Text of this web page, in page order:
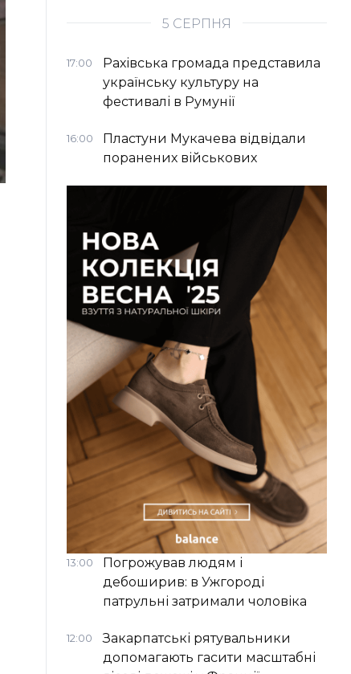
5 СЕРПНЯ
17:00
Рахівська громада представила
українську культуру на
фестивалі в Румунії
16:00
Пластуни Мукачева відвідали
поранених військових
13:00
Погрожував людям і
дебоширив: в Ужгороді
патрульні затримали чоловіка
12:00
Закарпатські рятувальники
допомагають гасити масштабні